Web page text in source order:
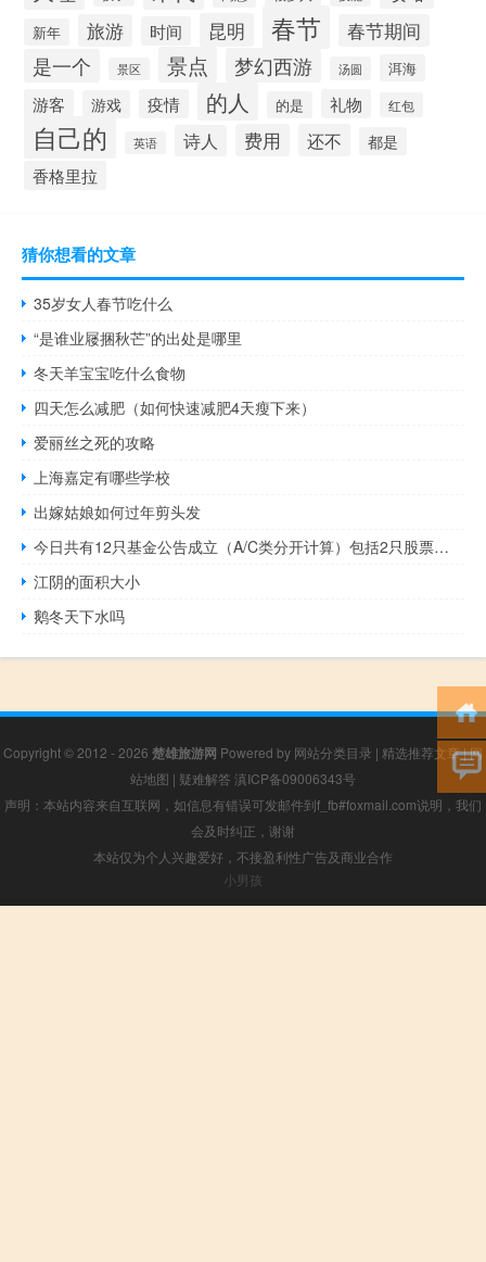
新年 旅游 时间 昆明 春节 春节期间
是一个 景区 景点 梦幻西游 汤圆 洱海
游客 游戏 疫情 的人 的是 礼物 红包
自己的 英语 诗人 费用 还不 都是
香格里拉
猜你想看的文章
35岁女人春节吃什么
“是谁业屦捆秋芒”的出处是哪里
冬天羊宝宝吃什么食物
四天怎么减肥（如何快速减肥4天瘦下来）
爱丽丝之死的攻略
上海嘉定有哪些学校
出嫁姑娘如何过年剪头发
今日共有12只基金公告成立（A/C类分开计算）包括2只股票型基金、3只混合型基金、5只债券型基金和2只QDII基金（21财经）
江阴的面积大小
鹅冬天下水吗
Copyright © 2012 - 2026 楚雄旅游网 Powered by 网站分类目录 | 精选推荐文章|网
站地图 | 疑难解答 滇ICP备09006343号
声明：本站内容来自互联网，如信息有错误可发邮件到f_fb#foxmail.com说明，我们
会及时纠正，谢谢
本站仅为个人兴趣爱好，不接盈利性广告及商业合作
小男孩